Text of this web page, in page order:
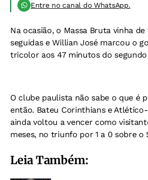
Entre no canal do WhatsApp.
Na ocasião, o Massa Bruta vinha
seguidas e Willian José marcou o
tricolor aos 47 minutos do
O clube paulista não sabe o que é
então. Bateu Corinthians e
ainda voltou a vencer como
meses, no triunfo por 1 a 0 sobre o
Leia Também: